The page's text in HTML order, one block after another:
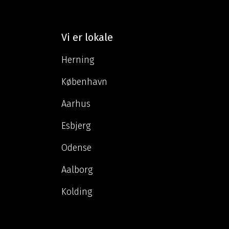
Vi er lokale
Herning
København
Aarhus
Esbjerg
Odense
Aalborg
Kolding